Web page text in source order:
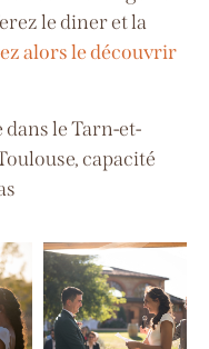
le diner et la
alors le découvrir
le Tarn-et-
capacité